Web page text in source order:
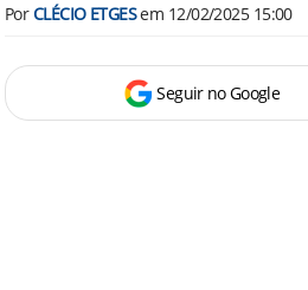
PorCLÉCIO ETGESem 12/02/2025 15:00
Seguir no Google